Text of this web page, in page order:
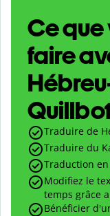
Ce que
faire
Traduire de
Traduire du
Traduction
Modifiez le
temps grâce
Bénéficier